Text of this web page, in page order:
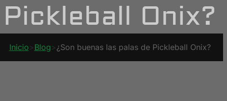
Pickleball Onix?
Inicio>Blog>¿Son buenas las palas de Pickleball Onix?